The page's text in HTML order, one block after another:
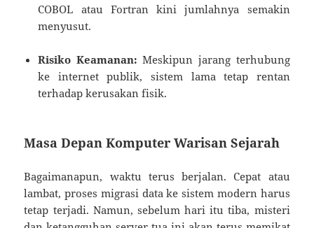
COBOL atau Fortran kini jumlahnya semakin
menyusut.
Risiko Keamanan: Meskipun jarang terhubung
ke internet publik, sistem lama tetap rentan
terhadap kerusakan fisik.
Masa Depan Komputer Warisan Sejarah
Bagaimanapun, waktu terus berjalan. Cepat atau
lambat, proses migrasi data ke sistem modern harus
tetap terjadi. Namun, sebelum hari itu tiba, misteri